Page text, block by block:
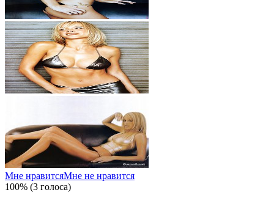
Мне нравитсяМне не нравится
100% (3 голоса)